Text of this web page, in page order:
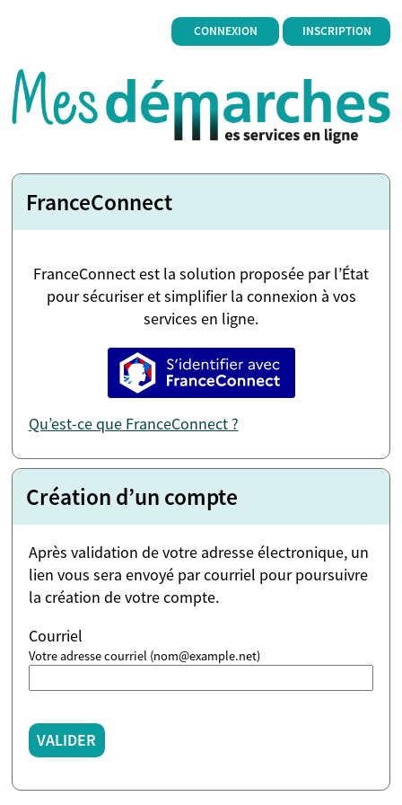
CONNEXION INSCRIPTION
FranceConnect
FranceConnect est la solution proposée par l’État
pour sécuriser et simplifier la connexion à vos
services en ligne.
S’identifier avec
Qu’est-ce que FranceConnect ?
Création d’un compte
Après validation de votre adresse électronique, un
lien vous sera envoyé par courriel pour poursuivre
la création de votre compte.
Courriel
Votre adresse courriel (nom@example.net)
VALIDER